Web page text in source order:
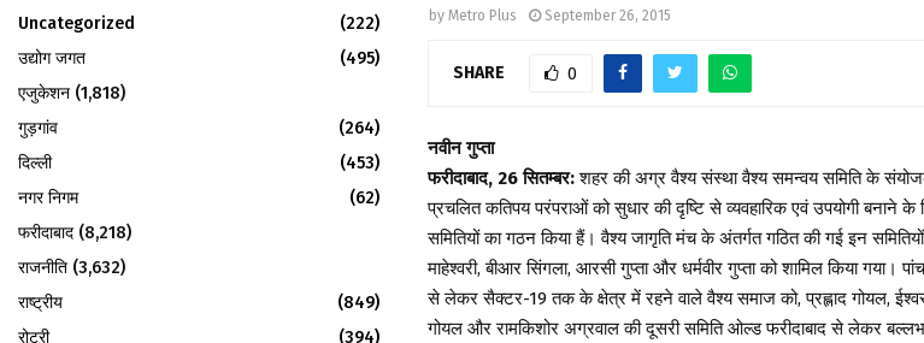
by Metro Plus September 26, 2015
SHARE 0
नवीन गुप्ता
फरीदाबाद, 26 सितम्बर:शहर की अग्र वैश्य संस्था वैश्य समन्वय समिति के
प्रचलित कतिपय परंपराओं को सुधार की दृष्टि से व्यवहारिक एवं उपयोगी बनाने के
समितियों का गठन किया हैं। वैश्य जागृति मंच के अंतर्गत गठित की गई इन
माहेश्वरी, बीआर सिंगला, आरसी गुप्ता और धर्मवीर गुप्ता को शामिल किया गया।
से लेकर सैक्टर-19 तक के क्षेत्र में रहने वाले वैश्य समाज को, प्रह्लाद गोयल,
गोयल और रामकिशोर अग्रवाल की दूसरी समिति ओल्ड फरीदाबाद से लेकर
Uncategorized
(222)
उद्योग जगत
(495)
एजुकेशन (1,818)
गुड़गांव
(264)
दिल्ली
(453)
नगर निगम
(62)
फरीदाबाद (8,218)
राजनीति (3,632)
राष्ट्रीय
(849)
रोटरी
(394)